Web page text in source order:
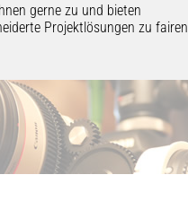
gerne zu und bieten
Projektlösungen zu fairen